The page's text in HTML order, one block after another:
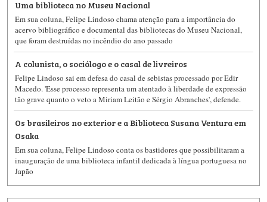
Uma biblioteca no Museu Nacional
Em sua coluna, Felipe Lindoso chama atenção para a importância do
acervo bibliográfico e documental das bibliotecas do Museu Nacional,
que foram destruídas no incêndio do ano passado
A colunista, o sociólogo e o casal de livreiros
Felipe Lindoso sai em defesa do casal de sebistas processado por Edir
Macedo. 'Esse processo representa um atentado à liberdade de expressão
tão grave quanto o veto a Miriam Leitão e Sérgio Abranches', defende.
Os brasileiros no exterior e a Biblioteca Susana Ventura em
Osaka
Em sua coluna, Felipe Lindoso conta os bastidores que possibilitaram a
inauguração de uma biblioteca infantil dedicada à língua portuguesa no
Japão